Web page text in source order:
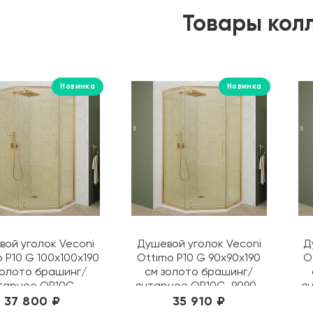
Товары
Новинка
уголок Veconi
G 100х100х190
брашинг/
OP10G-
14-C9
37 800 ₽
Новинка
Душевой уголок Veconi
Ottimo P10 G 90х90х190
см золото брашинг/
янтарное OP10G-9090-
14-C9
35 910 ₽